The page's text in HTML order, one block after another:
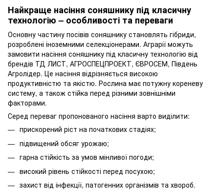
Найкраще насіння соняшнику під класичну
технологію – особливості та переваги
Основну частину посівів соняшнику становлять гібриди,
розроблені іноземними селекціонерами. Аграрії можуть
замовити насіння соняшнику під класичну технологію від
брендів ТД ЛИСТ, АГРОСПЕЦПРОЕКТ, ЄВРОСЕМ, Південь
Агролідер. Це насіння відрізняється високою
продуктивністю та якістю. Рослина має потужну кореневу
систему, а також стійка перед різними зовнішніми
факторами.
Серед переваг пропонованого насіння варто виділити:
прискорений ріст на початкових стадіях;
підвищений обсяг урожаю;
гарна стійкість за умов мінливої погоди;
високий рівень стійкості перед посухою;
захист від інфекції, патогенних організмів та хвороб.